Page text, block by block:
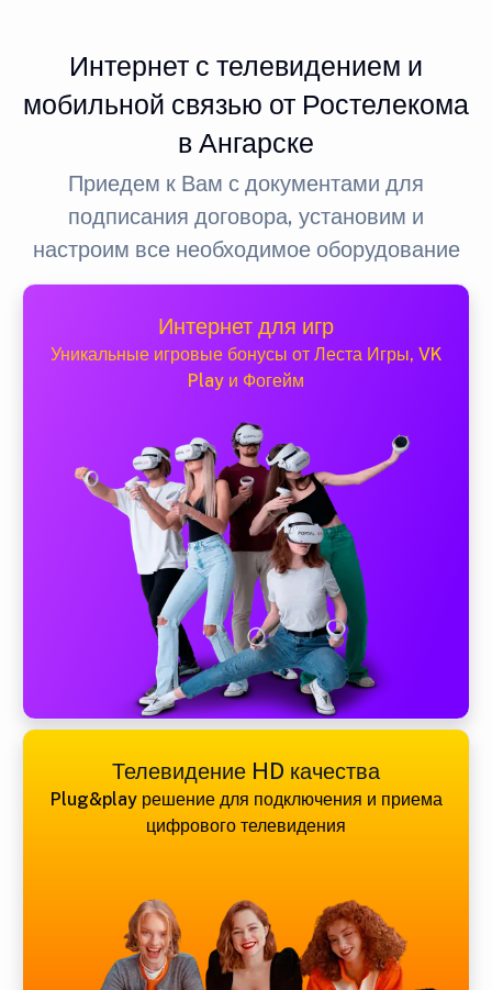
Интернет с телевидением и
мобильной связью от Ростелекома
в Ангарске
Приедем к Вам с документами для
подписания договора, установим и
настроим все необходимое оборудование
Интернет для игр
Уникальные игровые бонусы от Леста Игры, VK
Play и Фогейм
Телевидение HD качества
Plug&play решение для подключения и приема
цифрового телевидения